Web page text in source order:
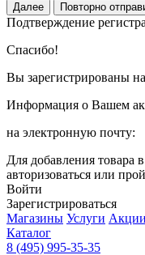
Далее Повторно
Подтверждение
Спасибо!
Вы зарегистрированы
Информация о Вашем
на электронную почту:
Для добавления товара
авторизоваться или
Войти
Зарегистрироваться
Магазины Услуги Акции
Каталог
8 (495) 995-35-35